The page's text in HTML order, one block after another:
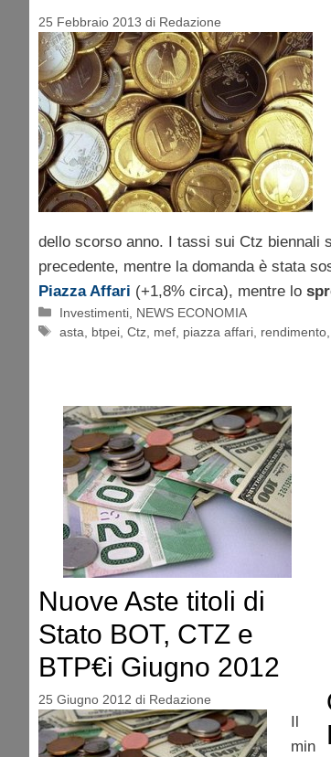
25 Febbraio 2013 di Redazione
dello scorso anno. I tassi sui Ctz biennali
precedente, mentre la domanda è stata
Piazza Affari (+1,8% circa), mentre lo
Categorie
Investimenti NEWS ECONOMIA
Tag
asta btpei ,Ctz mef piazza affari rendimento
Nuove Aste titoli di
Stato BOT, CTZ e
BTP€i Giugno 2012
25 Giugno 2012 di Redazione
Il
min